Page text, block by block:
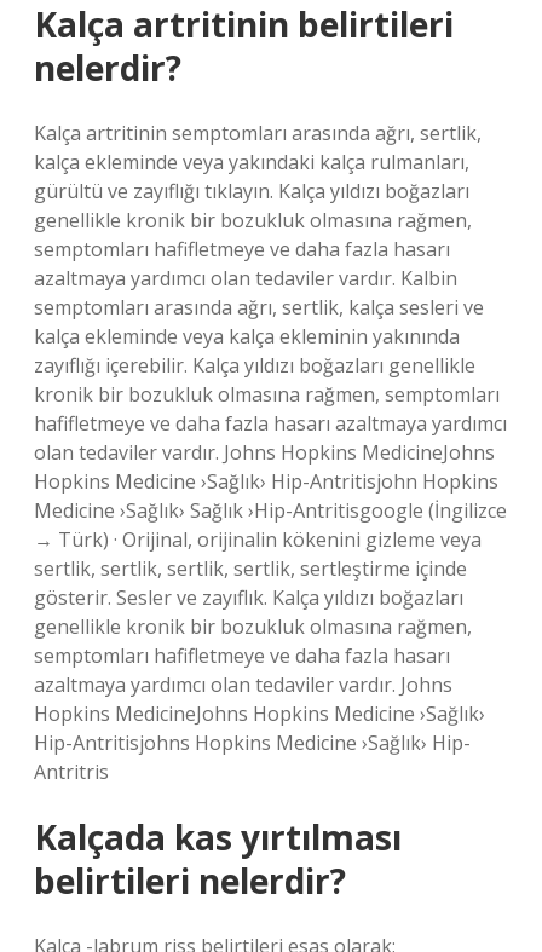
Kalça artritinin belirtileri
nelerdir?
Kalça artritinin semptomları arasında ağrı, sertlik,
kalça ekleminde veya yakındaki kalça rulmanları,
gürültü ve zayıflığı tıklayın. Kalça yıldızı boğazları
genellikle kronik bir bozukluk olmasına rağmen,
semptomları hafifletmeye ve daha fazla hasarı
azaltmaya yardımcı olan tedaviler vardır. Kalbin
semptomları arasında ağrı, sertlik, kalça sesleri ve
kalça ekleminde veya kalça ekleminin yakınında
zayıflığı içerebilir. Kalça yıldızı boğazları genellikle
kronik bir bozukluk olmasına rağmen, semptomları
hafifletmeye ve daha fazla hasarı azaltmaya yardımcı
olan tedaviler vardır. Johns Hopkins MedicineJohns
Hopkins Medicine ›Sağlık› Hip-Antritisjohn Hopkins
Medicine ›Sağlık› Sağlık ›Hip-Antritisgoogle (İngilizce
→ Türk) · Orijinal, orijinalin kökenini gizleme veya
sertlik, sertlik, sertlik, sertlik, sertleştirme içinde
gösterir. Sesler ve zayıflık. Kalça yıldızı boğazları
genellikle kronik bir bozukluk olmasına rağmen,
semptomları hafifletmeye ve daha fazla hasarı
azaltmaya yardımcı olan tedaviler vardır. Johns
Hopkins MedicineJohns Hopkins Medicine ›Sağlık›
Hip-Antritisjohns Hopkins Medicine ›Sağlık› Hip-
Antritris
Kalçada kas yırtılması
belirtileri nelerdir?
Kalça -labrum riss belirtileri esas olarak;